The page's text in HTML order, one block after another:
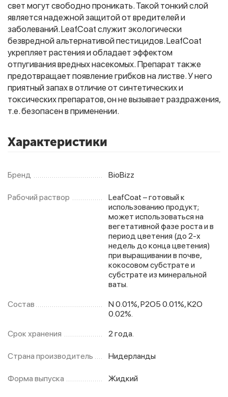
свет могут свободно проникать. Такой тонкий слой
является надежной защитой от вредителей и
заболеваний. LeafCoat служит экологически
безвредной альтернативой пестицидов. LeafCoat
укрепляет растения и обладает эффектом
отпугивания вредных насекомых. Препарат также
предотвращает появление грибков на листве. У него
приятный запах в отличие от синтетических и
токсических препаратов, он не вызывает раздражения,
т.е. безопасен в применении.
Характеристики
Бренд BioBizz
Рабочий раствор
LeafCoat – готовый к
использованию продукт;
может использоваться на
вегетативной фазе роста и в
период цветения (до 2-х
недель до конца цветения)
при выращивании в почве,
кокосовом субстрате и
субстрате из минеральной
ваты.
Состав
N 0.01%, P2O5 0.01%, K2O
0.02%.
Срок хранения 2 года.
Страна производитель Нидерланды
Форма выпуска Жидкий